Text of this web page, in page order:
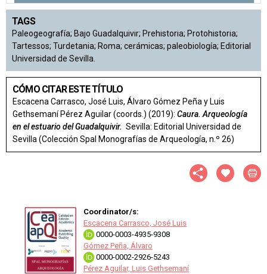
TAGS
Paleogeografía; Bajo Guadalquivir; Prehistoria; Protohistoria;
Tartessos; Turdetania; Roma; cerámicas; paleobiología; Editorial
Universidad de Sevilla.
CÓMO CITAR ESTE TÍTULO
Escacena Carrasco, José Luis, Álvaro Gómez Peña y Luis
Gethsemaní Pérez Aguilar (coords.) (2019): Caura. Arqueología
en el estuario del Guadalquivir. Sevilla: Editorial Universidad de
Sevilla (Colección Spal Monografías de Arqueología, n.º 26)
Coordinator/s:
Escacena Carrasco, José Luis
0000-0003-4935-9308
Gómez Peña, Álvaro
0000-0002-2926-5243
Pérez Aguilar, Luis Gethsemaní